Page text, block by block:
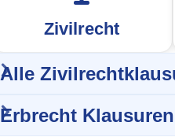
Zivilrecht
Alle
Erbrecht Klausuren